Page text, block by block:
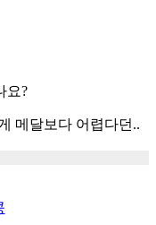
요?
메달보다 어렵다던..